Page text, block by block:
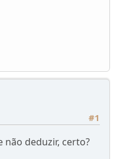
#1
não deduzir, certo?